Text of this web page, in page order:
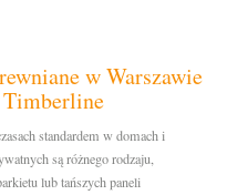
w Warszawie
standardem w domach i
są różnego rodzaju,
lub tańszych paneli